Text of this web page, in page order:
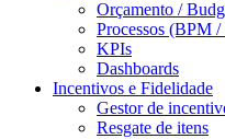
Orçamento /
Processos (BPM
KPIs
Dashboards
Incentivos e Fidelidade
Gestor de
Resgate de itens